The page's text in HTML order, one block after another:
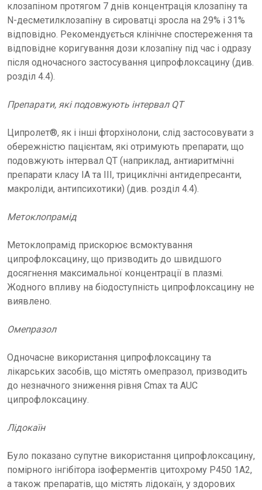
клозапіном протягом 7 днів концентрація клозапіну та
N-десметилклозапіну в сироватці зросла на 29% і 31%
відповідно. Рекомендується клінічне спостереження та
відповідне коригування дози клозапіну під час і одразу
після одночасного застосування ципрофлоксацину (див.
розділ 4.4).
Препарати, які подовжують інтервал QT
Ципролет®, як і інші фторхінолони, слід застосовувати з
обережністю пацієнтам, які отримують препарати, що
подовжують інтервал QT (наприклад, антиаритмічні
препарати класу IA та III, трициклічні антидепресанти,
макроліди, антипсихотики) (див. розділ 4.4).
Метоклопрамід
Метоклопрамід прискорює всмоктування
ципрофлоксацину, що призводить до швидшого
досягнення максимальної концентрації в плазмі.
Жодного впливу на біодоступність ципрофлоксацину не
виявлено.
Омепразол
Одночасне використання ципрофлоксацину та
лікарських засобів, що містять омепразол, призводить
до незначного зниження рівня Cmax та AUC
ципрофлоксацину.
Лідокаїн
Було показано супутне використання ципрофлоксацину,
помірного інгібітора ізоферментів цитохрому P450 1A2,
а також препаратів, що містять лідокаїн, у здорових